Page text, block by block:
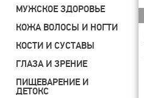
МУЖСКОЕ ЗДОРОВЬЕ
КОЖА ВОЛОСЫ И НОГТИ
КОСТИ И СУСТАВЫ
ГЛАЗА И ЗРЕНИЕ
ПИЩЕВАРЕНИЕ И
ДЕТОКС